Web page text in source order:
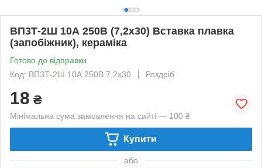
ВП3Т-2Ш 10А 250В (7,2x30) Вставка плавка
(запобіжник), кераміка
Готово до відправки
Код: ВП3Т-2Ш 10А 250В 7,2x30
Роздріб
18 ₴
Мінімальна сума замовлення на сайті — 100 ₴
Купити
або